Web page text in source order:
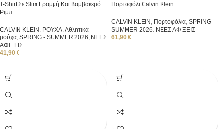
T-Shirt Σε Slim Γραμμή Και Βαμβακερό
Ριμπ
CALVIN KLEIN , ΡΟΥΧΑ,Αθλητικά
ρούχα, SPRING - SUMMER 2026, ΝΕΕΣ
ΑΦΙΞΕΙΣ
41,90 €
Πορτοφόλι Calvin Klein
CALVIN KLEIN , Πορτοφόλια, SPRING -
SUMMER 2026, ΝΕΕΣ ΑΦΙΞΕΙΣ
61,90 €